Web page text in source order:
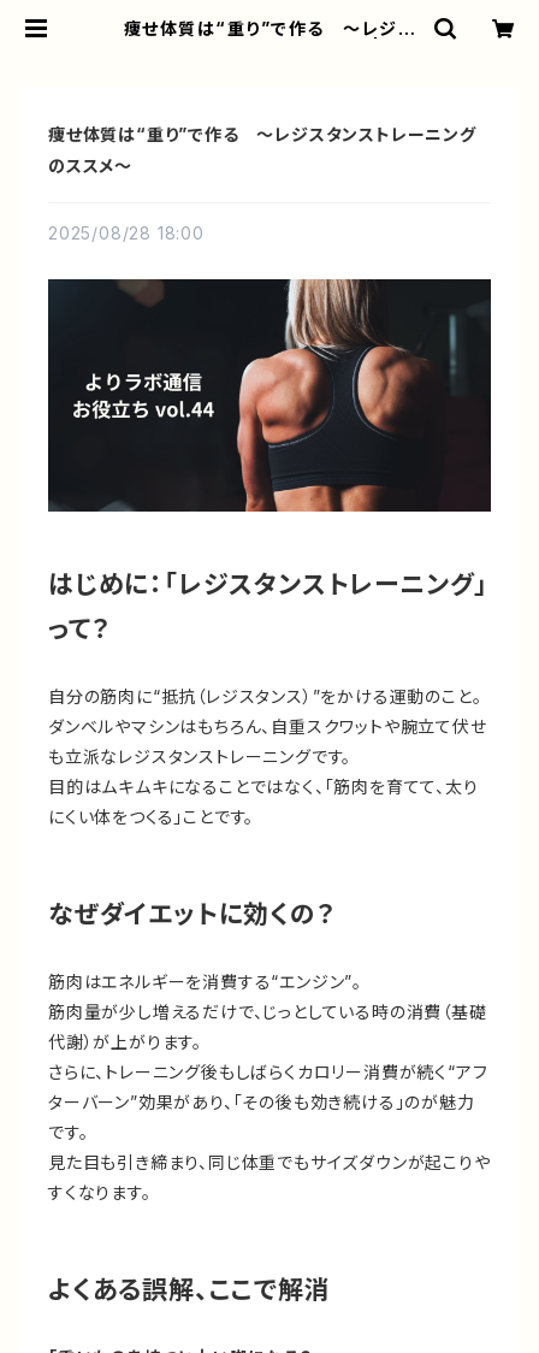
痩せ体質は“重り”で作る ～レジス
痩せ体質は“重り”で作る ～レジスタンストレーニング
のススメ～
2025/08/28 18:00
はじめに：「レジスタンストレーニング」
って？
自分の筋肉に“抵抗（レジスタンス）”をかける運動のこと。
ダンベルやマシンはもちろん、自重スクワットや腕立て伏せ
も立派なレジスタンストレーニングです。
目的はムキムキになることではなく、「筋肉を育てて、太り
にくい体をつくる」ことです。
なぜダイエットに効くの？
筋肉はエネルギーを消費する“エンジン”。
筋肉量が少し増えるだけで、じっとしている時の消費（基礎
代謝）が上がります。
さらに、トレーニング後もしばらくカロリー消費が続く“アフ
ターバーン”効果があり、「その後も効き続ける」のが魅力
です。
見た目も引き締まり、同じ体重でもサイズダウンが起こりや
すくなります。
よくある誤解、ここで解消